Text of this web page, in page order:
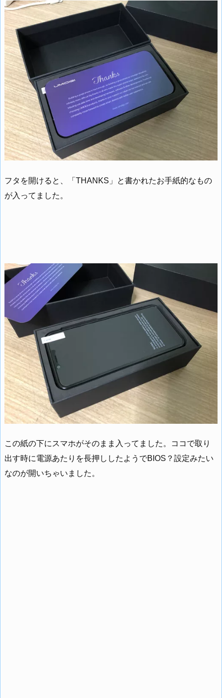
フタを開けると、「THANKS」と書かれたお手紙的なもの
が入ってました。
この紙の下にスマホがそのまま入ってました。ココで取り
出す時に電源あたりを長押ししたようでBIOS？設定みたい
なのが開いちゃいました。